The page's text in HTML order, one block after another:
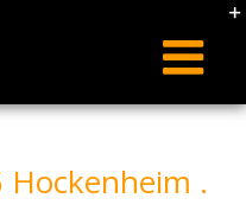
Hockenheim .